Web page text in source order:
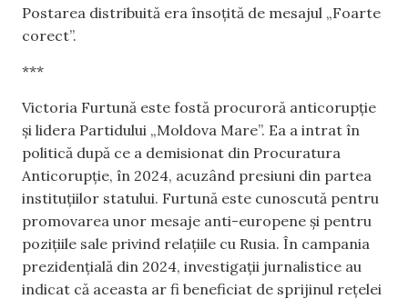
Postarea distribuită era însoțită de mesajul „Foarte
corect”.
***
Victoria Furtună este fostă procuroră anticorupție
și lidera Partidului „Moldova Mare”. Ea a intrat în
politică după ce a demisionat din Procuratura
Anticorupție, în 2024, acuzând presiuni din partea
instituțiilor statului. Furtună este cunoscută pentru
promovarea unor mesaje anti-europene și pentru
pozițiile sale privind relațiile cu Rusia. În campania
prezidențială din 2024, investigații jurnalistice au
indicat că aceasta ar fi beneficiat de sprijinul rețelei